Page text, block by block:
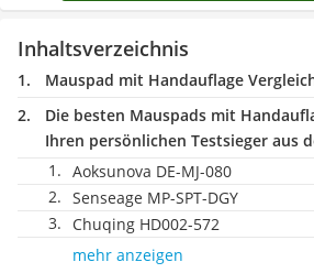
Inhaltsverzeichnis
Mauspad mit Handauflage
Die besten Mauspads mit
Ihren persönlichen Testsieger aus
Aoksunova DE-MJ-080
Senseage MP-SPT-DGY
Chuqing HD002-572
mehr anzeigen